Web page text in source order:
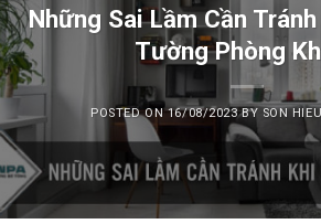
Những Sai Lầm Cần
Tường Phòng
POSTED ON16/08/2023 BY SON